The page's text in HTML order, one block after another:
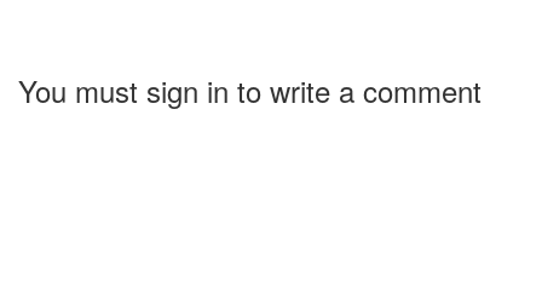
You must sign in to write a comment